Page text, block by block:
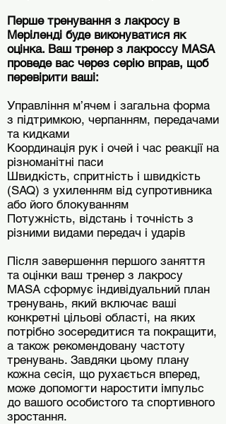
Перше тренування з лакросу в
Меріленді буде виконуватися як
оцінка. Ваш тренер з лакроссу MASA
проведе вас через серію вправ, щоб
перевірити ваші:
Управління м’ячем і загальна форма
з підтримкою, черпанням, передачами
та кидками
Координація рук і очей і час реакції на
різноманітні паси
Швидкість, спритність і швидкість
(SAQ) з ухиленням від супротивника
або його блокуванням
Потужність, відстань і точність з
різними видами передач і ударів
Після завершення першого заняття
та оцінки ваш тренер з лакросу
MASA сформує індивідуальний план
тренувань, який включає ваші
конкретні цільові області, на яких
потрібно зосередитися та покращити,
а також рекомендовану частоту
тренувань. Завдяки цьому плану
кожна сесія, що рухається вперед,
може допомогти наростити імпульс
до вашого особистого та спортивного
зростання.